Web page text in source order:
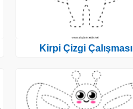
Kirpi Çizgi Çalışması